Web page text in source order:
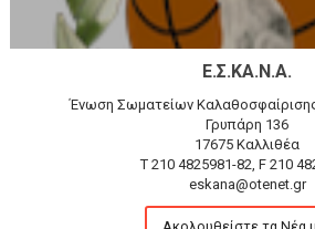
Ε.Σ.ΚΑ.Ν.Α.
Ένωση Σωματείων
Γρυπάρη 136
17675 Καλλιθέα
T 210 4825981-82, F 210
eskana@otenet.gr